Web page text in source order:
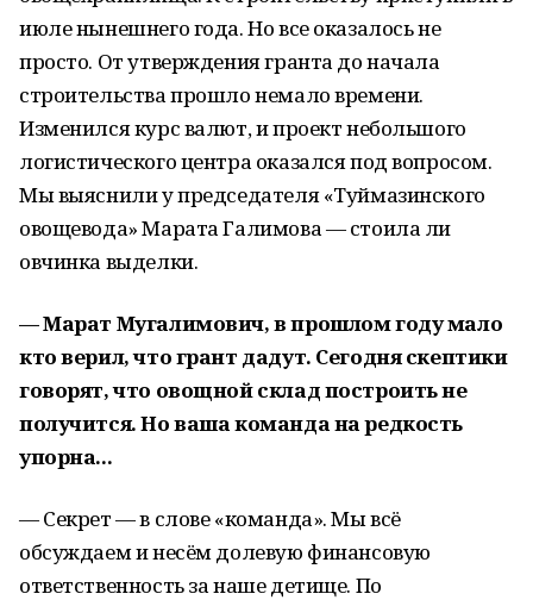
июле нынешнего года. Но все оказалось не
просто. От утверждения гранта до начала
строительства прошло немало времени.
Изменился курс валют, и проект небольшого
логистического центра оказался под вопросом.
Мы выяснили у председателя «Туймазинского
овощевода» Марата Галимова — стоила ли
овчинка выделки.
— Марат Мугалимович, в прошлом году мало
кто верил, что грант дадут. Сегодня скептики
говорят, что овощной склад построить не
получится. Но ваша команда на редкость
упорна...
— Секрет — в слове «команда». Мы всё
обсуждаем и несём долевую финансовую
ответственность за наше детище. По